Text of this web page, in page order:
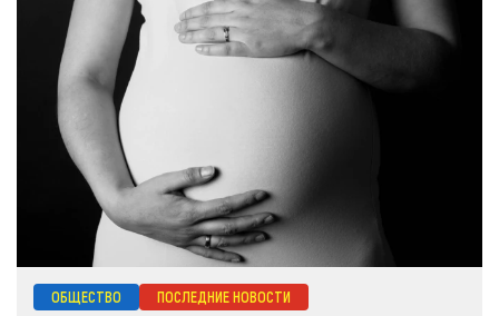
ОБЩЕСТВО ПОСЛЕДНИЕ НОВОСТИ